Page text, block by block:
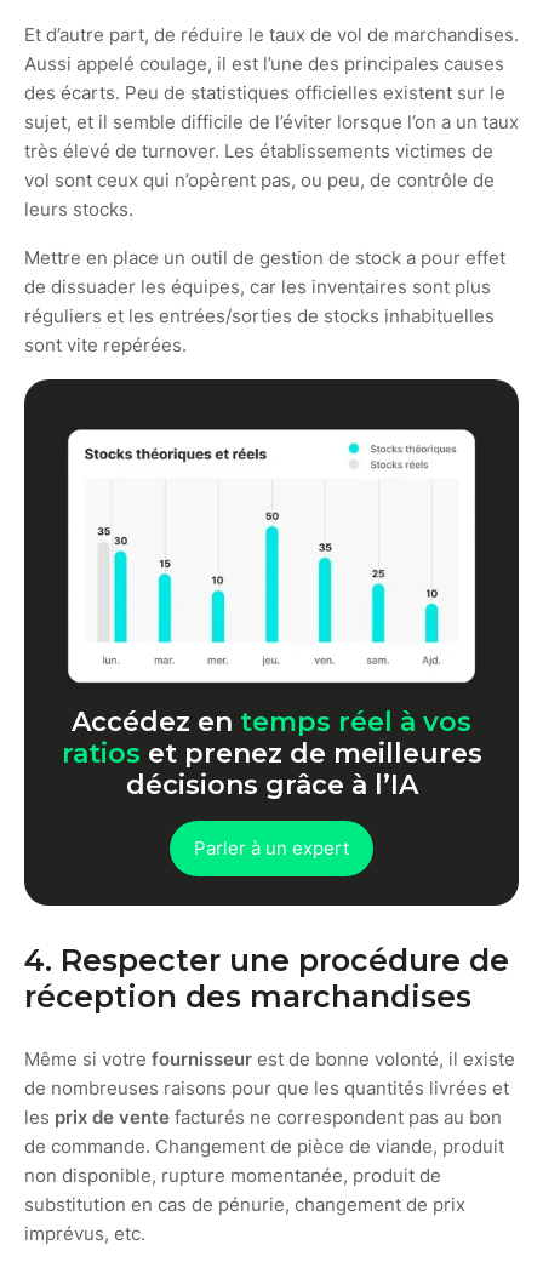
Et d’autre part, de réduire le taux de vol de marchandises.
Aussi appelé coulage, il est l’une des principales causes
des écarts. Peu de statistiques officielles existent sur le
sujet, et il semble difficile de l’éviter lorsque l’on a un taux
très élevé de turnover. Les établissements victimes de
vol sont ceux qui n’opèrent pas, ou peu, de contrôle de
leurs stocks.
Mettre en place un outil de gestion de stock a pour effet
de dissuader les équipes, car les inventaires sont plus
réguliers et les entrées/sorties de stocks inhabituelles
sont vite repérées.
Accédez en temps réel à vos
ratios et prenez de meilleures
décisions grâce à l’IA
Parler à un expert
4. Respecter une procédure de
réception des marchandises
Même si votre fournisseur est de bonne volonté, il existe
de nombreuses raisons pour que les quantités livrées et
les prix de vente facturés ne correspondent pas au bon
de commande. Changement de pièce de viande, produit
non disponible, rupture momentanée, produit de
substitution en cas de pénurie, changement de prix
imprévus, etc.